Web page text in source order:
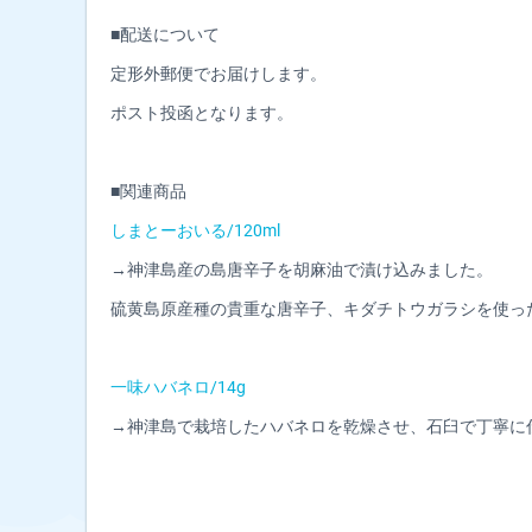
■配送について
定形外郵便でお届けします。
ポスト投函となります。
■関連商品
しまとーおいる/120ml
→神津島産の島唐辛子を胡麻油で漬け込みました。
硫黄島原産種の貴重な唐辛子、キダチトウガラシを使っ
一味ハバネロ/14g
→神津島で栽培したハバネロを乾燥させ、石臼で丁寧に